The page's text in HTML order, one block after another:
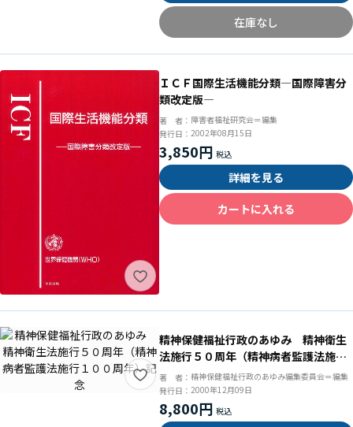
在庫なし
ＩＣＦ国際生活機能分類―国際障害分
類改定版―
著 者： 障害者福祉研究会＝編集
発行日： 2002年08月15日
3,850円
詳細を見る
カートに入れる
精神保健福祉行政のあゆみ 精神衛生
法施行５０周年（精神病者監護法施行
１００周年）記念
著 者： 精神保健福祉行政のあゆみ編集委員会＝編集
発行日： 2000年12月09日
8,800円